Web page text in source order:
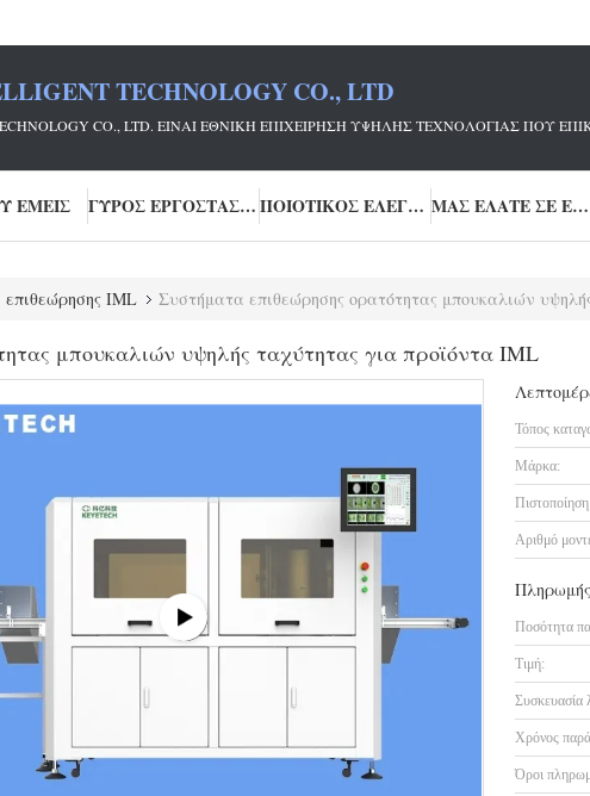
TECHNOLOGY CO., LTD
TECHNOLOGY CO., LTD. ΕΊΝΑΙ ΕΘΝΙΚΉ ΕΠΙΧΕΊΡΗΣΗ ΥΨΗΛΉΣ
ΕΜΕΊΣ ΓΎΡΟΣ ΕΡΓΟΣΤΑΣΊΩΝ ΠΟΙΟΤΙΚΌΣ ΈΛΕΓΧΟΣ ΜΑΣ ΕΛΆΤΕ ΣΕ ΕΠΑΦΉ ΜΕ
IML Συστήματα επιθεώρησης ορατότητας μπουκαλιών
μπουκαλιών υψηλής ταχύτητας για προϊόντα IML
Τόπος
Μάρκα:
Πιστοποίηση:
Αριθμό
Ποσότητα
Τιμή:
Συσκευασία
Χρόνος
Όροι